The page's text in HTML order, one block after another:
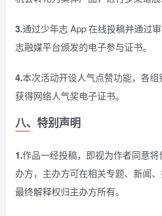
3.通过少年志 App 在线投稿并通过
志融媒平台颁发的电子参与证书。
4.本次活动开设人气点赞功能，各
获得网络人气奖电子证书。
八、特别声明
1.作品一经投稿，即视为作者同意
办方，主办方可在相关专题、新闻
最终解释权归主办方所有。